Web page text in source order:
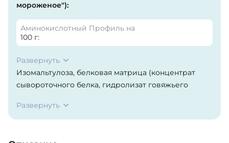
мороженое"):
Аминокислотный Профиль на
100 г:
Развернуть
Изомальтулоза, белковая матрица (концентрат
сывороточного белка, гидролизат говяжьего
соевая, какао-порошок (шоколадные вкусы),
ксантановая камедь (стабилизатор), креатина
Развернуть